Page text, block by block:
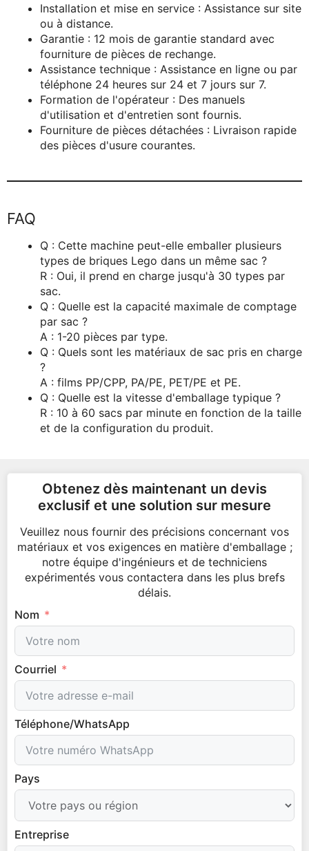
Installation et mise en service : Assistance sur site
ou à distance.
Garantie : 12 mois de garantie standard avec
fourniture de pièces de rechange.
Assistance technique : Assistance en ligne ou par
téléphone 24 heures sur 24 et 7 jours sur 7.
Formation de l'opérateur : Des manuels
d'utilisation et d'entretien sont fournis.
Fourniture de pièces détachées : Livraison rapide
des pièces d'usure courantes.
FAQ
Q : Cette machine peut-elle emballer plusieurs
types de briques Lego dans un même sac ?
R : Oui, il prend en charge jusqu'à 30 types par
sac.
Q : Quelle est la capacité maximale de comptage
par sac ?
A : 1-20 pièces par type.
Q : Quels sont les matériaux de sac pris en charge
?
A : films PP/CPP, PA/PE, PET/PE et PE.
Q : Quelle est la vitesse d'emballage typique ?
R : 10 à 60 sacs par minute en fonction de la taille
et de la configuration du produit.
Obtenez dès maintenant un devis
exclusif et une solution sur mesure
Veuillez nous fournir des précisions concernant vos
matériaux et vos exigences en matière d'emballage ;
notre équipe d'ingénieurs et de techniciens
expérimentés vous contactera dans les plus brefs
délais.
Nom
Courriel
Téléphone/WhatsApp
Pays
Entreprise